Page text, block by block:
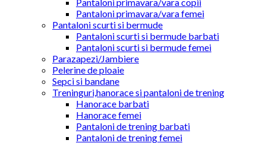
Pantaloni primavara/vara femei
Pantaloni scurti si bermude
Pantaloni scurti si bermude barbati
Pantaloni scurti si bermude femei
Parazapezi/Jambiere
Pelerine de ploaie
Sepci si bandane
Treninguri,hanorace si pantaloni de trening
Hanorace barbati
Hanorace femei
Pantaloni de trening barbati
Pantaloni de trening femei